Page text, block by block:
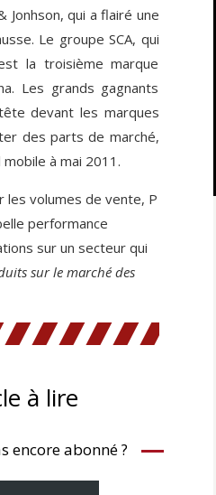
Jonhson, qui a flairé une
Le groupe SCA, qui
la troisième marque
Les grands gagnants
devant les marques
des parts de marché,
à mai 2011.
les volumes de vente, P
performance
sur un secteur qui
sur le marché des
à lire
encore abonné ?